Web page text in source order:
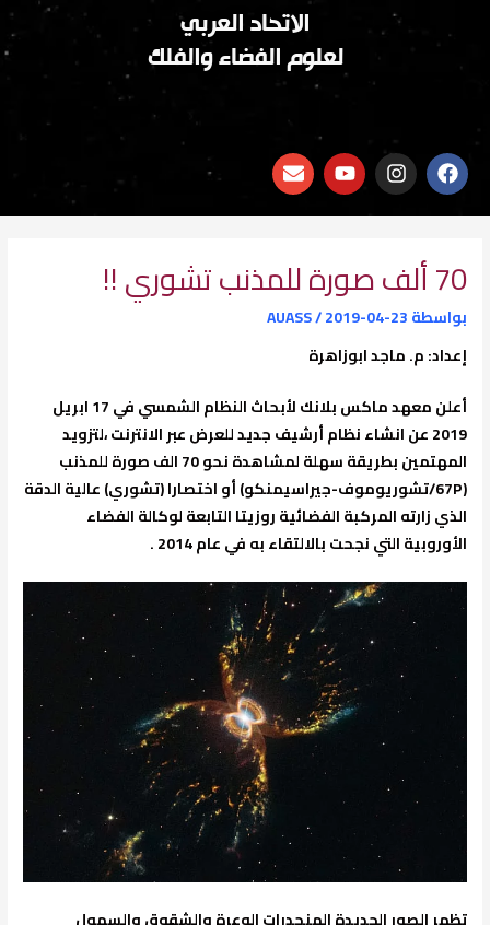
الاتحاد العربي
لعلوم الفضاء والفلك
F
a
c
e
o
o
k
I
n
s
t
r
a
m
Y
o
u
t
b
e
E
n
v
e
o
p
e 70 ألف صورة للمذنب تشوري !!
بواسطة AUASS/2019-04-23
إعداد: م. ماجد ابوزاهرة
أعلن معهد ماكس بلانك لأبحاث النظام الشمسي في 17 ابريل
2019 عن انشاء نظام أرشيف جديد للعرض عبر الانترنت ،لتزويد
المهتمين بطريقة سهلة لمشاهدة نحو 70 الف صورة للمذنب
(67P/تشوريوموف-جيراسيمنكو) أو اختصارا (تشوري) عالية الدقة
الذي زارته المركبة الفضائية روزيتا التابعة لوكالة الفضاء
الأوروبية التي نجحت بالالتقاء به في عام 2014 .
تظهر الصور الجديدة المنحدرات الوعرة والشقوق والسهول